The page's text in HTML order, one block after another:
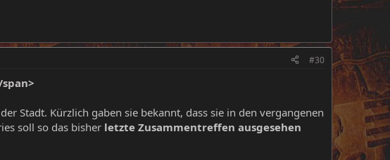
#30
Stadt. Kürzlich gaben sie bekannt, dass sie in den vergangenen
soll so das bisher letzte Zusammentreffen ausgesehen